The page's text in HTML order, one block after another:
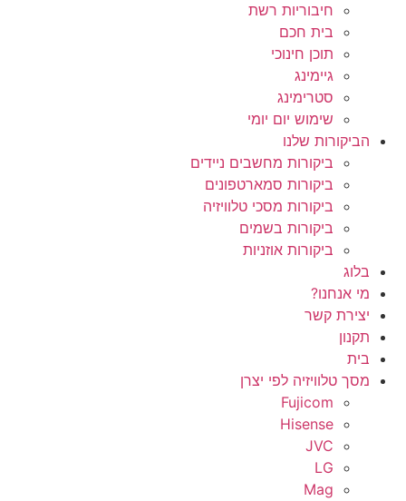
חיבוריות רשת
בית חכם
תוכן חינוכי
גיימינג
סטרימינג
שימוש יום יומי
הביקורות שלנו
ביקורות מחשבים ניידים
ביקורות סמארטפונים
ביקורות מסכי טלוויזיה
ביקורות בשמים
ביקורות אוזניות
בלוג
מי אנחנו?
יצירת קשר
תקנון
בית
מסך טלוויזיה לפי יצרן
Fujicom
Hisense
JVC
LG
Mag